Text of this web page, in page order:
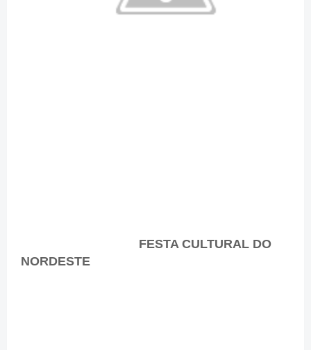
FESTA CULTURAL DO
NORDESTE